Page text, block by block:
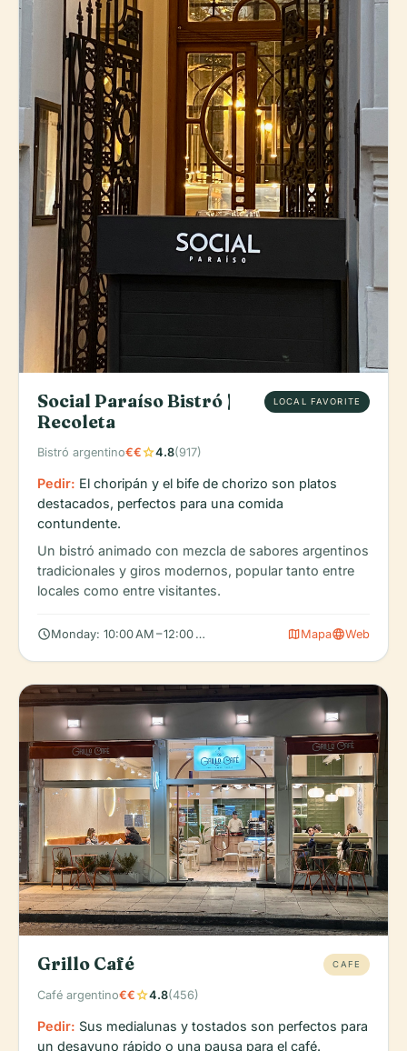
Social Paraíso Bistró |
Recoleta
LOCAL FAVORITE
Bistró argentino€€star4.8(917)
Pedir: El choripán y el bife de chorizo son platos
destacados, perfectos para una comida
contundente.
Un bistró animado con mezcla de sabores argentinos
tradicionales y giros modernos, popular tanto entre
locales como entre visitantes.
scheduleMonday: 10:00 AM – 12:00 AM, Tuesday: 10:00 AM – 12:00 AM,
mapMapalanguageWeb
Grillo Café CAFE
Café argentino€€star4.8(456)
Pedir: Sus medialunas y tostados son perfectos para
un desayuno rápido o una pausa para el café.